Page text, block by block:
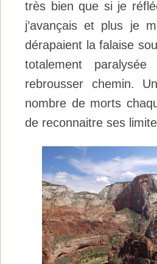
très bien que si je
j’avançais et plus je
dérapaient la falaise
totalement
rebrousser chemin.
nombre de morts
de reconnaitre ses